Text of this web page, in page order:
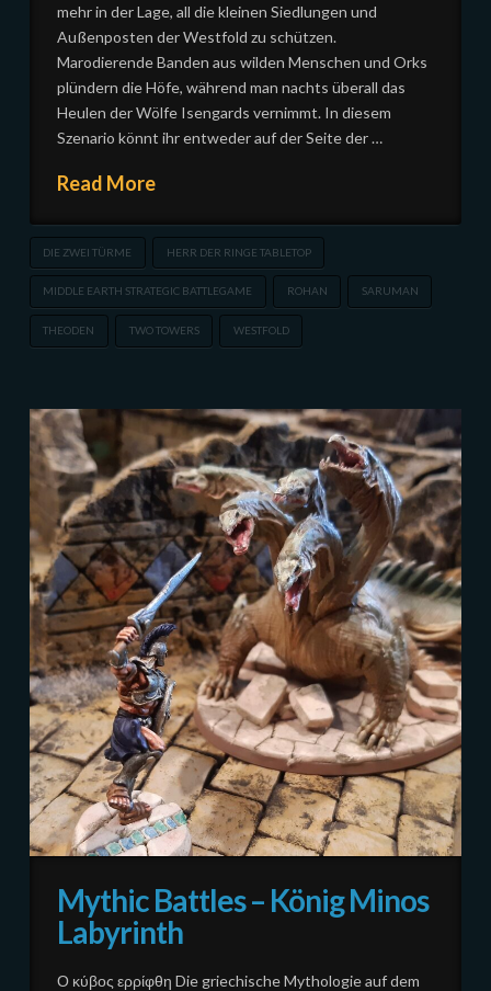
mehr in der Lage, all die kleinen Siedlungen und
Außenposten der Westfold zu schützen.
Marodierende Banden aus wilden Menschen und Orks
plündern die Höfe, während man nachts überall das
Heulen der Wölfe Isengards vernimmt. In diesem
Szenario könnt ihr entweder auf der Seite der …
Read More
DIE ZWEI TÜRME HERR DER RINGE TABLETOP
MIDDLE EARTH STRATEGIC BATTLEGAME ROHAN SARUMAN
THEODEN TWO TOWERS WESTFOLD
Mythic Battles – König Minos
Labyrinth
Ο κύβος ερρίφθη Die griechische Mythologie auf dem